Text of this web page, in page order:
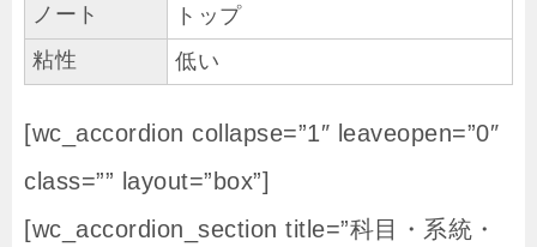
ノート
トップ
粘性
低い
[wc_accordion collapse=”1″ leaveopen=”0″
class=”” layout=”box”]
[wc_accordion_section title=”科目・系統・